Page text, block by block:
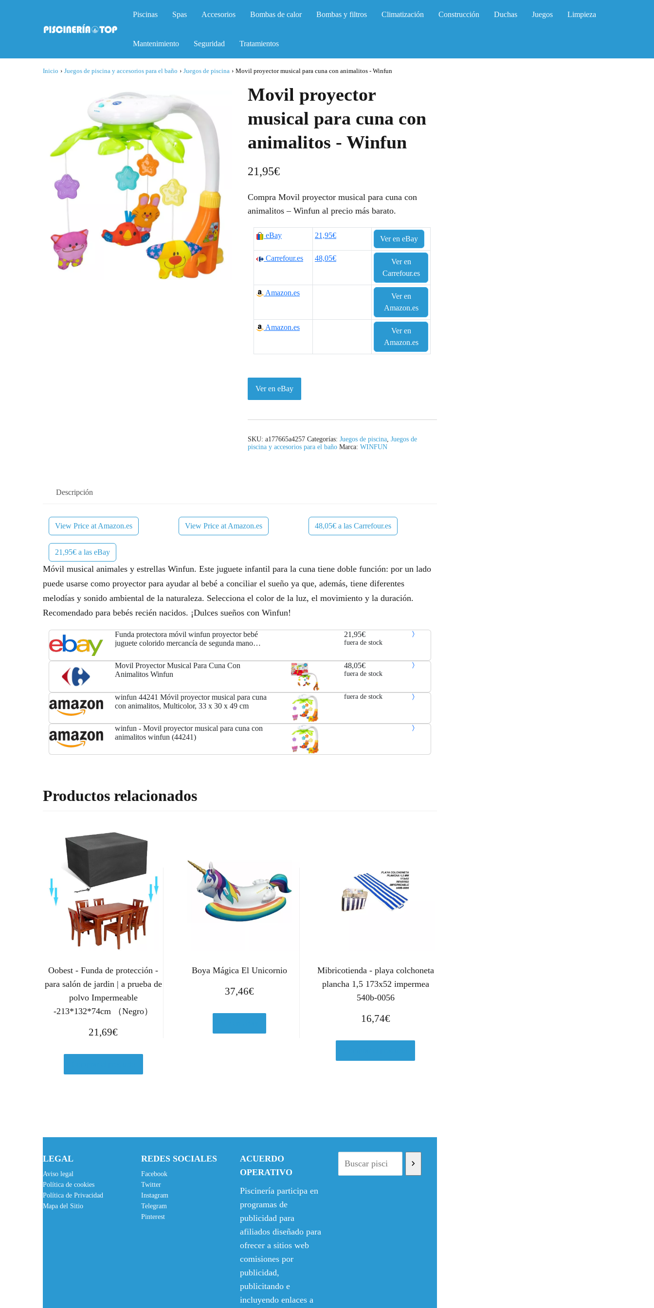
Piscinas Spas Accesorios Bombas de calor Bombas y filtros Climatización Construcción Duchas Juegos Limpieza
Mantenimiento Seguridad Tratamientos
Inicio › Juegos de piscina y accesorios para el baño › Juegos de piscina › Movil proyector musical para cuna con animalitos - Winfun
Movil proyector
musical para cuna con
animalitos - Winfun
21,95€
Compra Movil proyector musical para cuna con
animalitos – Winfun al precio más barato.
eBay 21,95€ Ver en eBay
Carrefour.es 48,05€
Ver en
Carrefour.es
Amazon.es
Ver en
Amazon.es
Amazon.es
Ver en
Amazon.es
Ver en eBay
SKU: a177665a4257 Categorías: Juegos de piscina, Juegos de
piscina y accesorios para el baño Marca: WINFUN
Descripción
View Price at Amazon.es View Price at Amazon.es 48,05€ a las Carrefour.es
21,95€ a las eBay
Móvil musical animales y estrellas Winfun. Este juguete infantil para la cuna tiene doble función: por un lado
puede usarse como proyector para ayudar al bebé a conciliar el sueño ya que, además, tiene diferentes
melodías y sonido ambiental de la naturaleza. Selecciona el color de la luz, el movimiento y la duración.
Recomendado para bebés recién nacidos. ¡Dulces sueños con Winfun!
Funda protectora móvil winfun proyector bebé
juguete colorido mercancía de segunda mano
21,95€
fuera de stock
Movil Proyector Musical Para Cuna Con
Animalitos Winfun
48,05€
fuera de stock
winfun 44241 Móvil proyector musical para cuna
con animalitos, Multicolor, 33 x 30 x 49 cm
fuera de stock
winfun - Movil proyector musical para cuna con
animalitos winfun (44241)
Productos relacionados
Oobest - Funda de protección -
para salón de jardin | a prueba de
polvo Impermeable
-213*132*74cm （Negro）
21,69€
Boya Mágica El Unicornio
37,46€
Mibricotienda - playa colchoneta
plancha 1,5 173x52 impermea
540b-0056
16,74€
LEGAL
Aviso legal
Política de cookies
Política de Privacidad
Mapa del Sitio
REDES SOCIALES
Facebook
Twitter
Instagram
Telegram
Pinterest
ACUERDO
OPERATIVO
Piscinería participa en
programas de
publicidad para
afiliados diseñado para
ofrecer a sitios web
comisiones por
publicidad,
publicitando e
incluyendo enlaces a